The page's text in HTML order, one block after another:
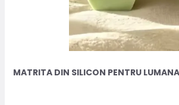
MATRITA DIN SILICON PENTRU